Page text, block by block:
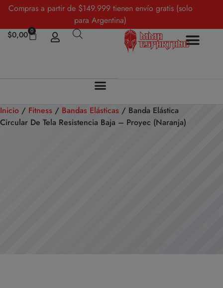
Compras a partir de $149.999 tienen envío gratis (solo
para Argentina)
$0,00 0
Inicio / Fitness / Bandas Elásticas / Banda Elástica
Circular De Tela Resistencia Baja – Proyec (Naranja)